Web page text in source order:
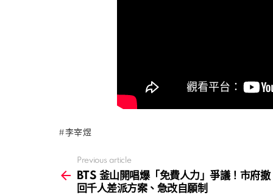
李宰煜
more
Previous article
BTS 釜山開唱爆「免費人力」爭議！市府撤
回千人差派方案、急改自願制